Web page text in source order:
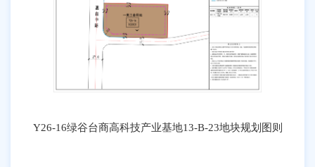
Y26-16绿谷台商高科技产业基地13-B-23地块规划图则